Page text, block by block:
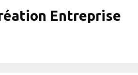
Entreprise